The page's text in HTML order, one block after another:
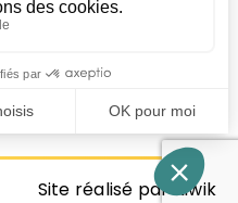
Site réalisé par Kiwik